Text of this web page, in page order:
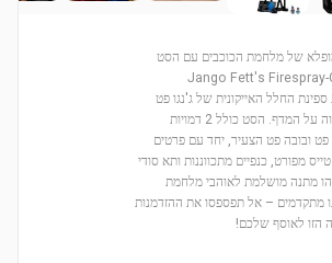
של מלחמת הכוכבים עם הסט
Jango Fett's Firespray-
את ספינת החלל האייקונית של ג'נגו פט
והציבו אותה בגאווה על המדף. הסט כולל 2 דמויות
פט ובובה פט הצעיר, יחד עם פרטים
מפורט, כנפיים מתכווננות ותא סודי
מתנה מושלמת לאוהבי מלחמת
מתקדמים – אל תפספסו את ההזדמנות
הזו לאוסף שלכם!